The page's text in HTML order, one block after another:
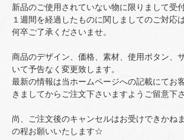
新品のご使用されていない物に限りまして受
１週間を経過したものに関しましてのご対応
何卒ご了承くださいませ。
商品のデザイン、価格、素材、使用ボタン、
いて予告なく変更致します。
最新の情報は当ホームページへの記載にてお
きましてからご注文下さいますようご留意下
尚、ご注文後のキャンセルはお受けできかね
の程お願いいたします☆